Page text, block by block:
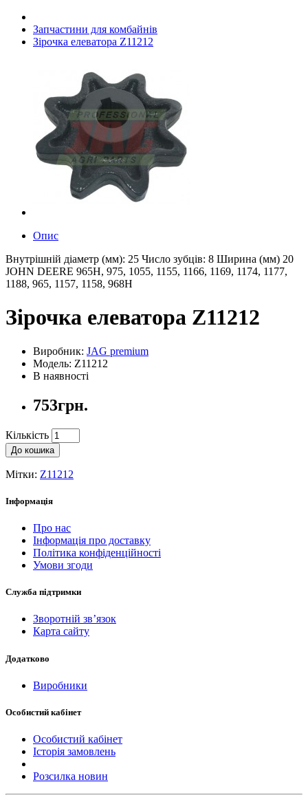
Запчастини для комбайнів
Зірочка елеватора Z11212
Опис
Внутрішній діаметр (мм): 25 Число зубців: 8 Ширина (мм) 20
JOHN DEERE 965H, 975, 1055, 1155, 1166, 1169, 1174, 1177,
1188, 965, 1157, 1158, 968H
Зірочка елеватора Z11212
Виробник: JAG premium
Модель: Z11212
В наявності
753грн.
Кількість
До кошика
Мітки: Z11212
Інформація
Про нас
Інформація про доставку
Політика конфіденційності
Умови згоди
Служба підтримки
Зворотній зв’язок
Карта сайту
Додатково
Виробники
Особистий кабінет
Особистий кабінет
Історія замовлень
Розсилка новин